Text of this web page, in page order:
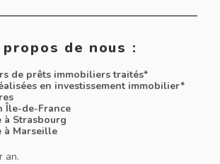
de nous :
de prêts immobiliers traités*
en investissement immobilier*
Île-de-France
à Strasbourg
à Marseille
an.